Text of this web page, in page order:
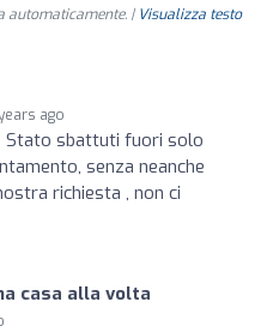
automaticamente. | Visualizza testo
ago
Stato sbattuti fuori solo
senza neanche
richiesta , non ci
casa alla volta